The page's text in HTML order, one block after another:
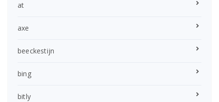
at
axe
beeckestijn
bing
bitly